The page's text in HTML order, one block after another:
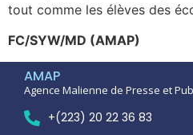
tout comme les élèves des
FC/SYW/MD (AMAP)
AMAP
Agence Malienne de Presse et
+(223) 20 22 36 83